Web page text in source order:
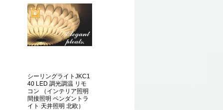
シーリングライトJKC1
40 LED 調光調温 リモ
コン （インテリア照明
間接照明 ペンダントラ
イト 天井照明 北欧）